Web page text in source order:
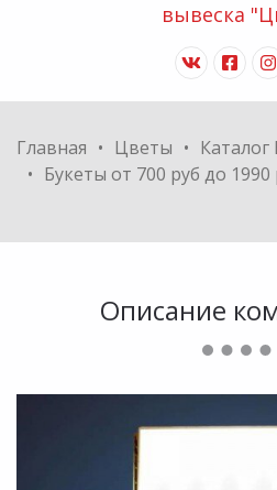
вывеска
vk
Главная Цветы
Каталог
Букеты от 700 руб до 1990
Описание